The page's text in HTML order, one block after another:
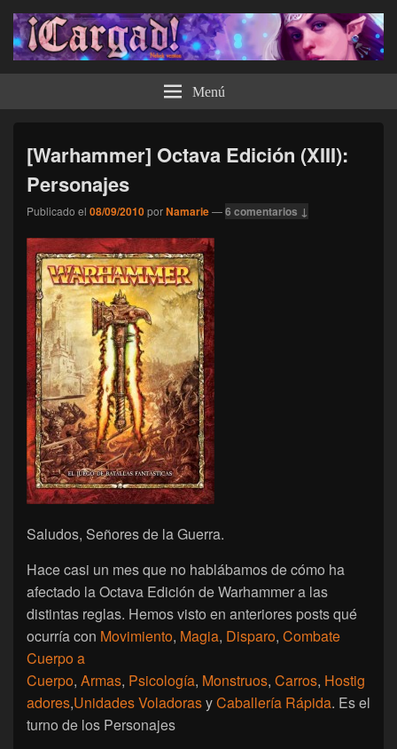
¡Cargad! Menú
[Warhammer] Octava Edición (XIII):
Personajes
Publicado el 08/09/2010porNamarie—6 comentarios ↓
Saludos, Señores de la Guerra.
Hace casi un mes que no hablábamos de cómo ha
afectado la Octava Edición de Warhammer a las
distintas reglas. Hemos visto en anteriores posts qué
ocurría con Movimiento, Magia, Disparo, Combate
Cuerpo a
Cuerpo, Armas, Psicología, Monstruos, Carros, Hostig
adores,Unidades VoladorasyCaballería Rápida. Es el
turno de los Personajes